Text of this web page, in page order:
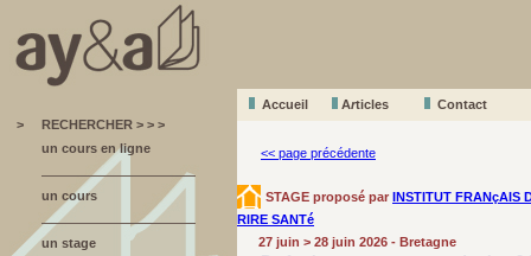
Accueil Articles
Contact
>
RECHERCHER > > >
un cours en ligne
un cours
un stage
<< page précédente
STAGE proposé par INSTITUT FRANçAIS
RIRE SANTé
27 juin > 28 juin 2026 - Bretagne